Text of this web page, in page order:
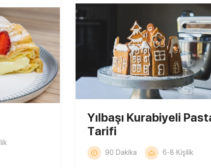
Yılbaşı Kurabiyeli
Tarifi
90 Dakika 6-8 Kişilik